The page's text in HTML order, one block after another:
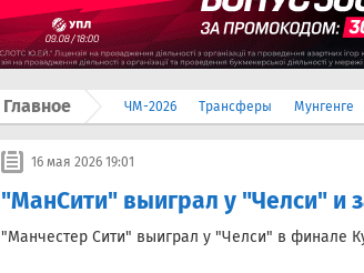
Главное ЧМ-2026 Трансферы Мунгенге
16 мая 2026 19:01
"МанСити" выиграл у "Челси" и
"Манчестер Сити" выиграл у "Челси" в финале